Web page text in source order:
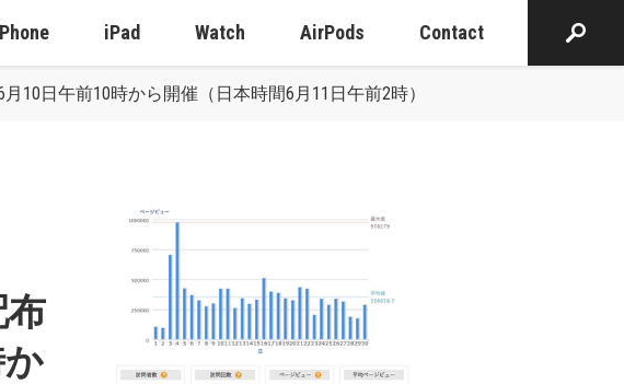
iPad Watch AirPods Contact
10日午前10時から開催（日本時間6月11日午前2時）
布